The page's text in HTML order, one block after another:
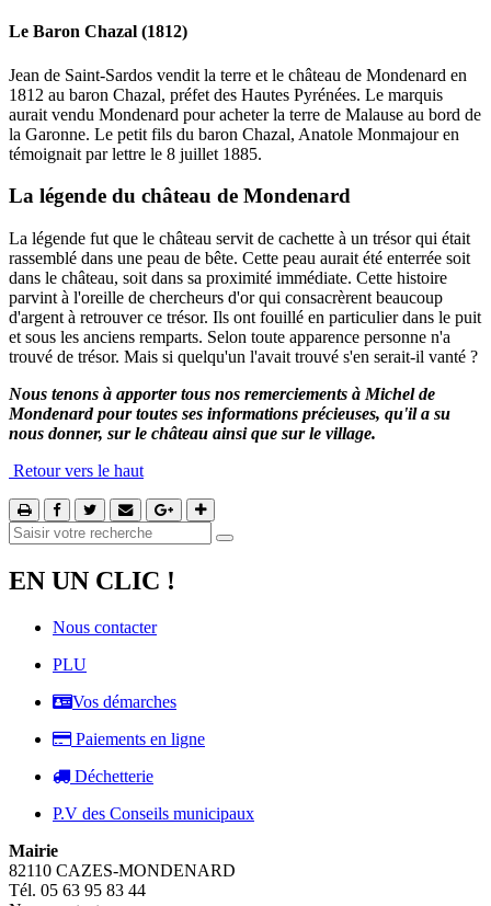
Le Baron Chazal (1812)
Jean de Saint-Sardos vendit la terre et le château de Mondenard en
1812 au baron Chazal, préfet des Hautes Pyrénées. Le marquis
aurait vendu Mondenard pour acheter la terre de Malause au bord de
la Garonne. Le petit fils du baron Chazal, Anatole Monmajour en
témoignait par lettre le 8 juillet 1885.
La légende du château de Mondenard
La légende fut que le château servit de cachette à un trésor qui était
rassemblé dans une peau de bête. Cette peau aurait été enterrée soit
dans le château, soit dans sa proximité immédiate. Cette histoire
parvint à l'oreille de chercheurs d'or qui consacrèrent beaucoup
d'argent à retrouver ce trésor. Ils ont fouillé en particulier dans le puit
et sous les anciens remparts. Selon toute apparence personne n'a
trouvé de trésor. Mais si quelqu'un l'avait trouvé s'en serait-il vanté ?
Nous tenons à apporter tous nos remerciements à Michel de
Mondenard pour toutes ses informations précieuses, qu'il a su
nous donner, sur le château ainsi que sur le village.
Retour vers le haut
EN UN CLIC !
Nous contacter
PLU
Vos démarches
Paiements en ligne
Déchetterie
P.V des Conseils municipaux
Mairie
82110 CAZES-MONDENARD
Tél. 05 63 95 83 44